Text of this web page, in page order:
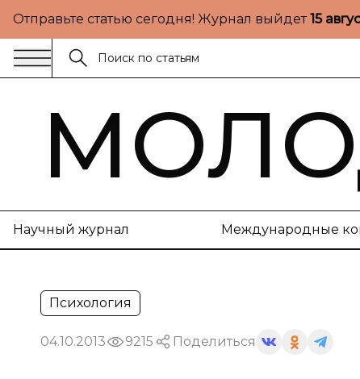
Отправьте статью сегодня! Журнал выйдет15
Научный журнал Международные
Психология
04.10.2013 9215 Поделиться